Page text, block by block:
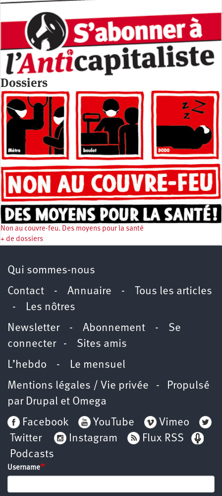
Dossiers
Non au couvre-feu. Des moyens pour la santé
+ de dossiers
Qui sommes-nous
Contact - Annuaire -
Tous les articles
- Les nôtres
Newsletter- Abonnement - Se
connecter- Sites amis
L’hebdo - Le mensuel
Mentions légales / Vie privée - Propulsé
par Drupal et Omega
Facebook
YouTube
Vimeo
Twitter
Instagram
Flux RSS
Podcasts
Username